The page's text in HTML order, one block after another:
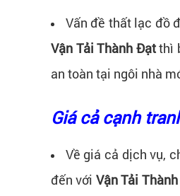
Vấn đề thất lạc đồ
Vận Tải Thành Đạtthì
an toàn tại ngôi nhà
Giá cả cạnh
Về giá cả dịch vụ,
đến với Vận Tải